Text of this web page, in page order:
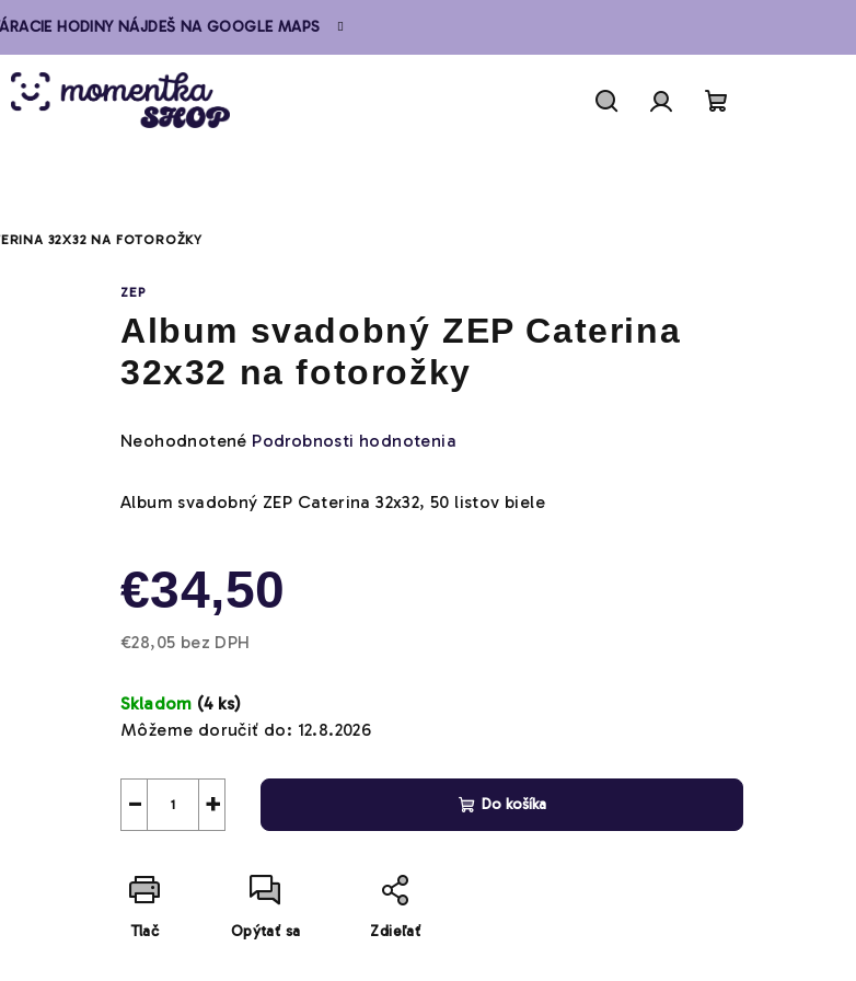
HODINY NÁJDEŠ NA GOOGLE MAPS
32X32 NA FOTOROŽKY
ZEP
Album svadobný ZEP Caterina
32x32 na fotorožky
Priemerné
produktu
z
5
Neohodnotené Podrobnosti hodnotenia
Album svadobný ZEP Caterina 32x32, 50 listov biele
€34,50
€28,05 bez DPH
cena:
Skladom (4 ks)
Môžeme doručiť do: 12.8.2026
+
− Do košíka
Tlač Opýtať sa Zdieľať